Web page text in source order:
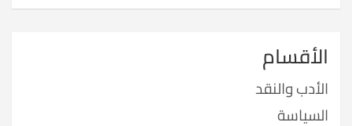
الأقسام
الأدب والنقد
السياسة